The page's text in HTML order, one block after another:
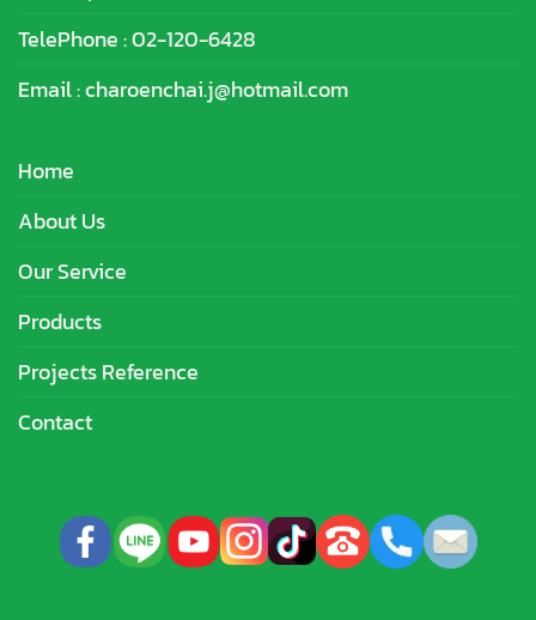
TelePhone :02-120-6428
Email :charoenchai.j@hotmail.com
Home
About Us
Our Service
Products
Projects Reference
Contact